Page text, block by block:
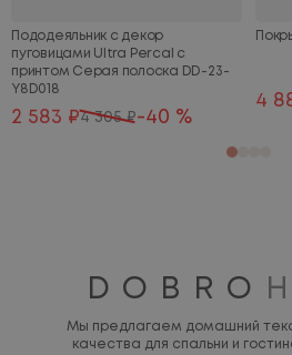
Пододеяльник с декор
пуговицами Ultra Percal с
принтом Серая полоска DD-23-
Y8D018
2 583 ₽4 305 ₽-40 %
4
DOBRO
Мы предлагаем домашний
качества для спальни и